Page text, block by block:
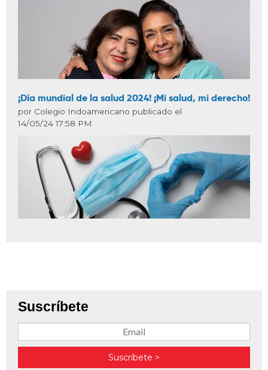
¡Día mundial de la salud 2024! ¡Mi salud, mi derecho!
por Colegio Indoamericano publicado el
14/05/24 17:58 PM
Suscríbete